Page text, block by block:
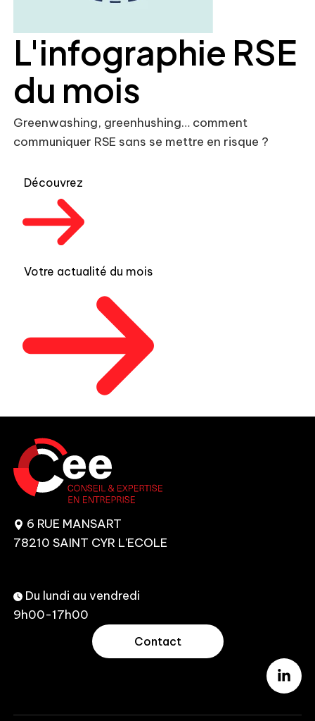
L'infographie RSE
du mois
Greenwashing, greenhushing… comment
communiquer RSE sans se mettre en risque ?
Découvrez
Votre actualité du mois
6 RUE MANSART
78210 SAINT CYR L’ECOLE
Du lundi au vendredi
9h00-17h00
Contact